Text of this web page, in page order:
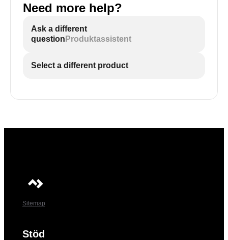
Need more help?
Ask a different
question Produktassistent
Select a different product
Sitemap
Stöd